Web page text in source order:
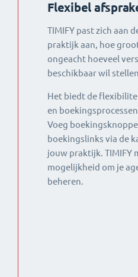
Flexibel
TIMIFY past zich aan
praktijk aan, hoe
ongeacht hoeveel
beschikbaar wil
Het biedt de
en
Voeg
boekingslinks via de
jouw praktijk. TIMIFY
mogelijkheid om je
beheren.